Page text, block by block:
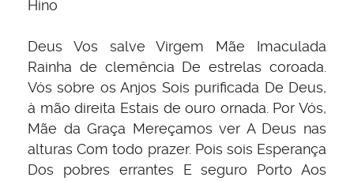
Hino
Deus Vos salve Virgem Mãe Imaculada
Rainha de clemência De estrelas coroada.
Vós sobre os Anjos Sois purificada De Deus,
à mão direita Estais de ouro ornada. Por Vós,
Mãe da Graça Mereçamos ver A Deus nas
alturas Com todo prazer. Pois sois Esperança
Dos pobres errantes E seguro Porto Aos